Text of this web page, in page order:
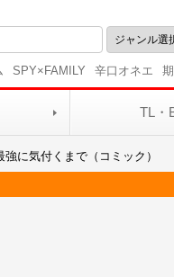
SPY×FAMILY 辛口オネエ
TL・
に気付くまで（コミック）